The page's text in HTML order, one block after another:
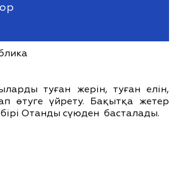
туған жерін, туған елін,
өтуге үйрету. Бақытқа жетер
Отанды сүюден басталады.